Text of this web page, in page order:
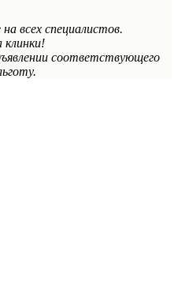
всех специалистов.
соответствующего